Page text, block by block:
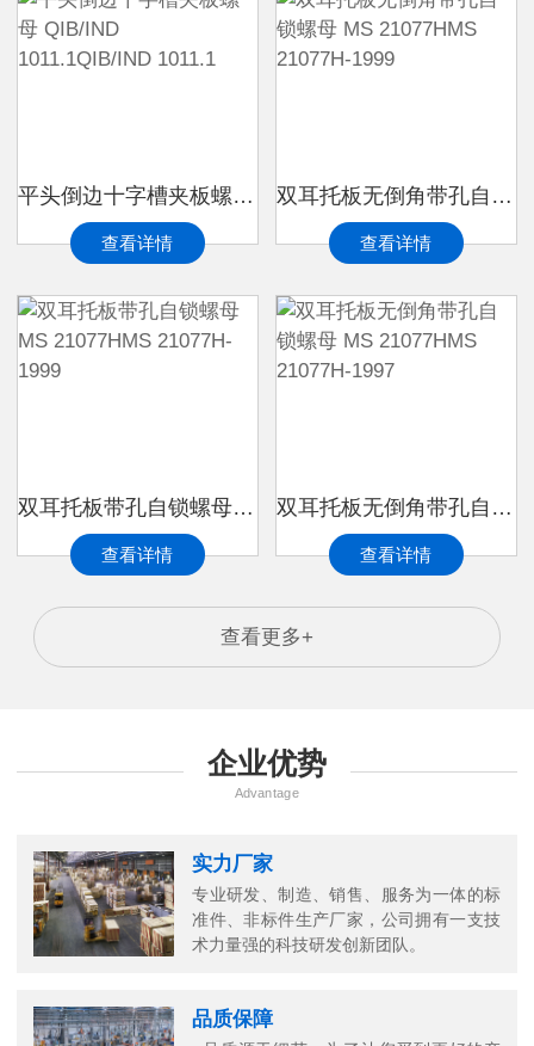
平头倒边十字槽夹板螺母 QIB/IND 1011.1QIB/IND 1011.1
查看详情
双耳托板无倒角带孔自锁螺母 MS 21077HMS 21077H-1999
查看详情
双耳托板带孔自锁螺母 MS 21077HMS 21077H-1999
查看详情
双耳托板无倒角带孔自锁螺母 MS 21077HMS 21077H-1997
查看详情
查看更多+
企业优势
Advantage
实力厂家
专业研发、制造、销售、服务为一体的标
准件、非标件生产厂家，公司拥有一支技
术力量强的科技研发创新团队。
品质保障